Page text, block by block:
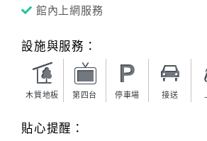
旅
館內上網服務
設施與服務：
木質地板 第四台 停車場 接送
貼心提醒：